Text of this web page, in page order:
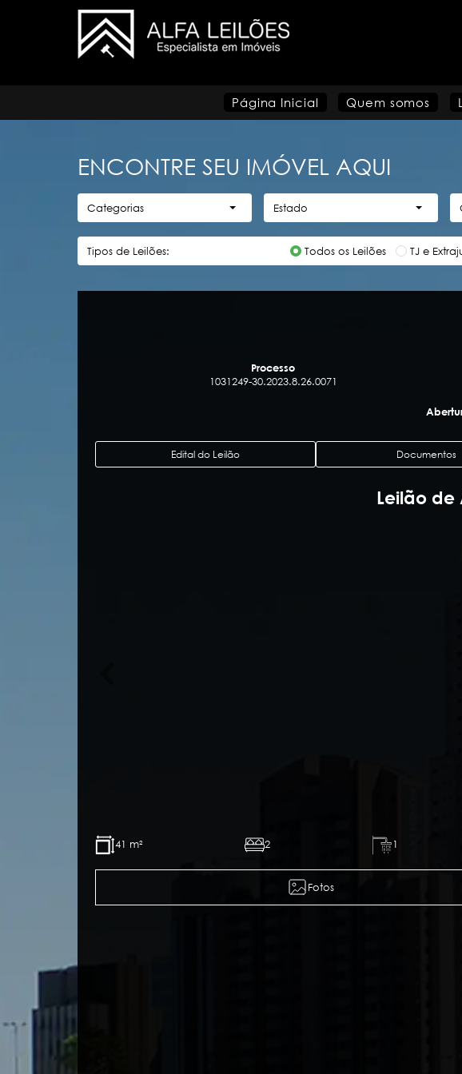
Página Inicial Quem somos
ENCONTRE SEU IMÓVEL AQUI
Categorias Estado
Tipos de Leilões: Todos os Leilões TJ e
Processo
1031249-30.2023.8.26.0071
Edital do Leilão Documentos
Leilão de
41 m² 2 1
Fotos